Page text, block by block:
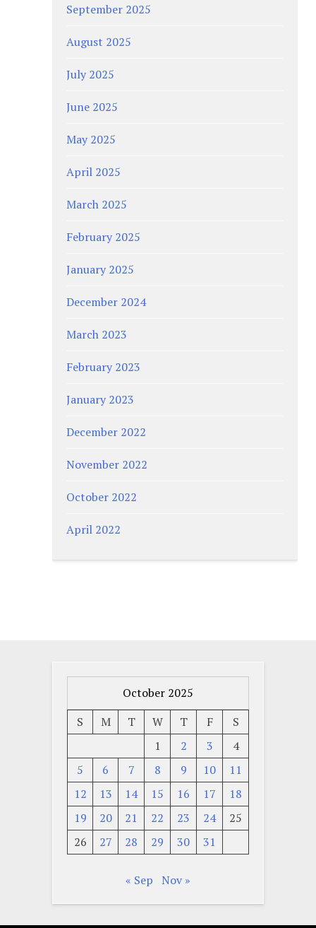
September 2025
August 2025
July 2025
June 2025
May 2025
April 2025
March 2025
February 2025
January 2025
December 2024
March 2023
February 2023
January 2023
December 2022
November 2022
October 2022
April 2022
October 2025
S
M T W T F
S
1
2 3
4
5
6 7 8 9 10
11
12
13 14 15 16 17
18
19
20 21 22 23 24
25
26
27 28 29 30 31
« Sep Nov »